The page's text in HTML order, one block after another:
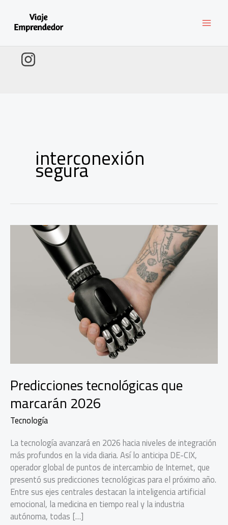
contenido
interconexión
segura
Predicciones tecnológicas que
marcarán 2026
Tecnología
La tecnología avanzará en 2026 hacia niveles de integración
más profundos en la vida diaria. Así lo anticipa DE-CIX,
operador global de puntos de intercambio de Internet, que
presentó sus predicciones tecnológicas para el próximo año.
Entre sus ejes centrales destacan la inteligencia artificial
emocional, la medicina en tiempo real y la industria
autónoma, todas […]